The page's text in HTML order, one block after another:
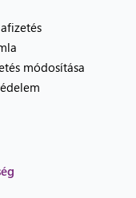
módosítása